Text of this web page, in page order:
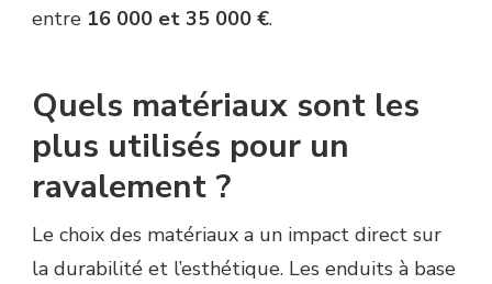
entre 16 000 et 35 000 €.
Quels matériaux sont les
plus utilisés pour un
ravalement ?
Le choix des matériaux a un impact direct sur
la durabilité et l’esthétique. Les enduits à base